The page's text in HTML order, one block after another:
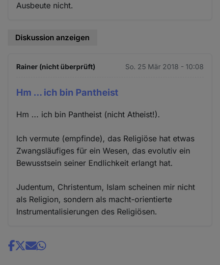
Ausbeute nicht.
Diskussion anzeigen
Rainer (nicht überprüft) So. 25 Mär 2018 - 10:08
Hm ... ich bin Pantheist
Hm ... ich bin Pantheist (nicht Atheist!).
Ich vermute (empfinde), das Religiöse hat etwas
Zwangsläufiges für ein Wesen, das evolutiv ein
Bewusstsein seiner Endlichkeit erlangt hat.
Judentum, Christentum, Islam scheinen mir nicht
als Religion, sondern als macht-orientierte
Instrumentalisierungen des Religiösen.
Share